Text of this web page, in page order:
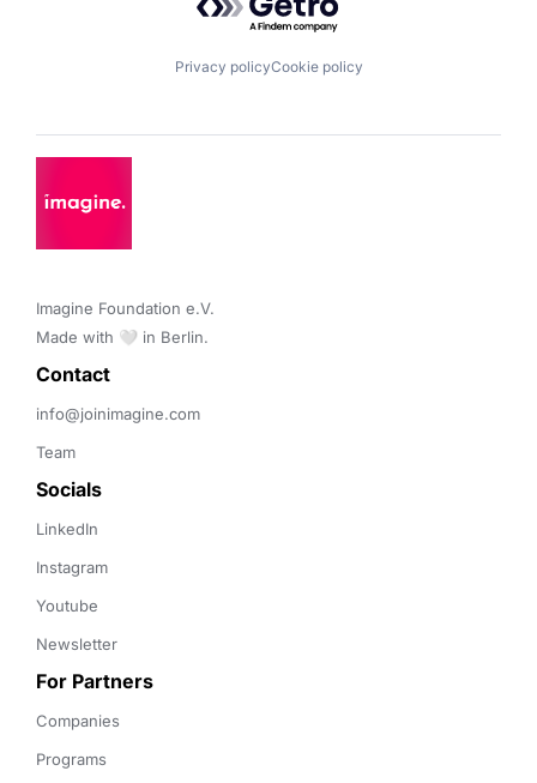
Privacy policyCookie policy
Imagine Foundation e.V.
Made with 🤍 in Berlin.
Contact
info@joinimagine.com
Team
Socials
LinkedIn
Instagram
Youtube
Newsletter
For Partners
Companies
Programs